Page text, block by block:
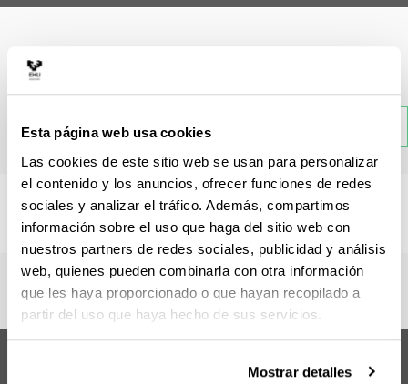
Esta página web usa cookies
Las cookies de este sitio web se usan para personalizar
el contenido y los anuncios, ofrecer funciones de redes
sociales y analizar el tráfico. Además, compartimos
información sobre el uso que haga del sitio web con
nuestros partners de redes sociales, publicidad y análisis
web, quienes pueden combinarla con otra información
que les haya proporcionado o que hayan recopilado a
partir del uso que haya hecho de sus servicios.
Mostrar detalles
Materia
No hay información disponible sobre esta sección.
solicitudes